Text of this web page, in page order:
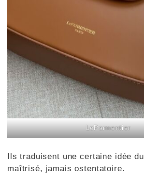
LeParmentier
Ils traduisent une certaine idée du
maîtrisé, jamais ostentatoire.